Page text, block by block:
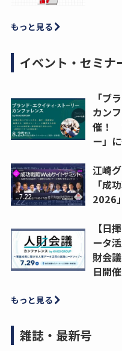
もっと見る
イベント・セミナ
「ブ
カン
催！
ー」
江崎
「成
2026
【日
ータ
財会
日開催
もっと見る
雑誌・最新号